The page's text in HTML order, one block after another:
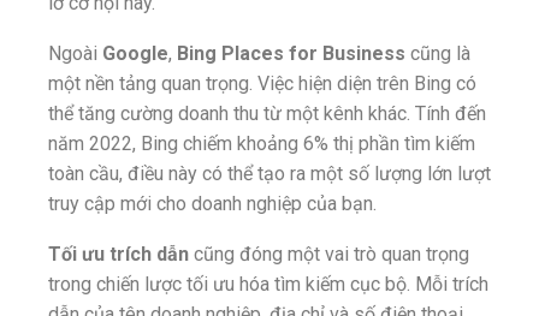
Ngoài Google, Bing Places for Business cũng là
một nền tảng quan trọng. Việc hiện diện trên Bing có
thể tăng cường doanh thu từ một kênh khác. Tính đến
năm 2022, Bing chiếm khoảng 6% thị phần tìm kiếm
toàn cầu, điều này có thể tạo ra một số lượng lớn lượt
truy cập mới cho doanh nghiệp của bạn.
Tối ưu trích dẫn cũng đóng một vai trò quan trọng
trong chiến lược tối ưu hóa tìm kiếm cục bộ. Mỗi trích